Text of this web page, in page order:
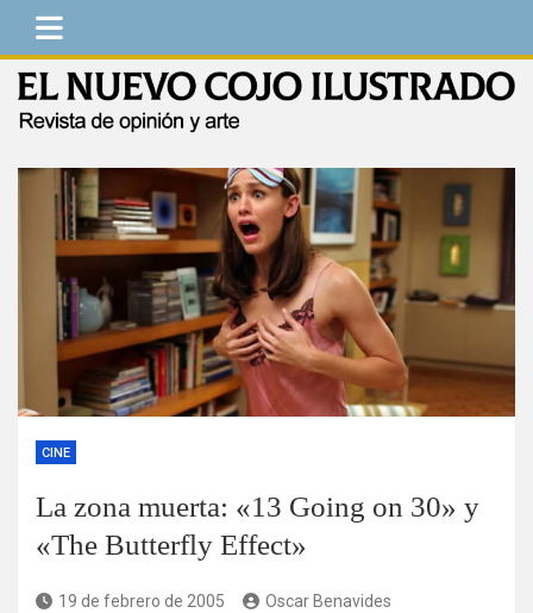
Saltar
contenido
CINE
La zona muerta: «13 Going on 30» y
«The Butterfly Effect»
19 de febrero de 2005
Oscar Benavides